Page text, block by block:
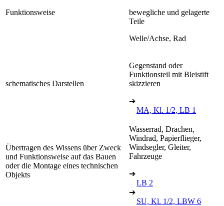
Funktionsweise
bewegliche und gelagerte
Teile
Welle/Achse, Rad
schematisches Darstellen
Gegenstand oder
Funktionsteil mit Bleistift
skizzieren
➔
MA, Kl. 1/2, LB 1
Übertragen des Wissens über Zweck
und Funktionsweise auf das Bauen
oder die Montage eines technischen
Objekts
Wasserrad, Drachen,
Windrad, Papierflieger,
Windsegler, Gleiter,
Fahrzeuge
➔
LB 2
➔
SU, Kl. 1/2, LBW 6